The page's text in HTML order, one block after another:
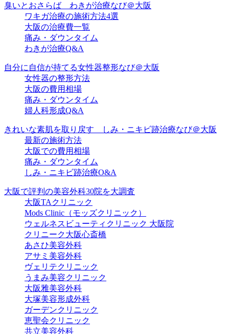
臭いとおさらば わきが治療なび＠大阪
ワキガ治療の施術方法4選
大阪の治療費一覧
痛み・ダウンタイム
わきが治療Q&A
自分に自信が持てる女性器整形なび＠大阪
女性器の整形方法
大阪の費用相場
痛み・ダウンタイム
婦人科形成Q&A
きれいな素肌を取り戻す しみ・ニキビ跡治療なび＠大阪
最新の施術方法
大阪での費用相場
痛み・ダウンタイム
しみ・ニキビ跡治療O&A
大阪で評判の美容外科30院を大調査
大阪TAクリニック
Mods Clinic（モッズクリニック）
ウェルネスビューティクリニック 大阪院
クリニーク大阪心斎橋
あさひ美容外科
アサミ美容外科
ヴェリテクリニック
うまみ美容クリニック
大阪雅美容外科
大塚美容形成外科
ガーデンクリニック
恵聖会クリニック
共立美容外科